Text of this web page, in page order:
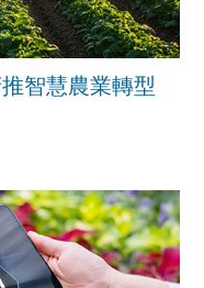
智慧農業轉型